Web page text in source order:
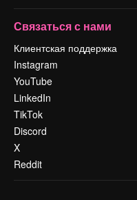
Связаться с нами
Клиентская поддержка
Instagram
YouTube
LinkedIn
TikTok
Discord
X
Reddit